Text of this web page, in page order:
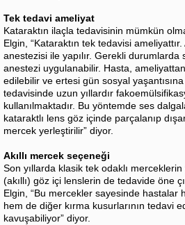
Tek tedavi ameliyat
Kataraktın ilaçla tedavisinin mümkün
Elgin, “Kataraktın tek tedavisi
anestezisi ile yapılır. Gerekli
anestezi uygulanabilir. Hasta,
edilebilir ve ertesi gün sosyal
tedavisinde uzun yıllardır
kullanılmaktadır. Bu yöntemde ses
kataraktlı lens göz içinde parçalanıp
mercek yerleştirilir” diyor.
Akıllı mercek seçeneği
Son yıllarda klasik tek odaklı
(akıllı) göz içi lenslerin de tedavide öne
Elgin, “Bu mercekler sayesinde hastalar
hem de diğer kırma kusurlarının tedavi
kavuşabiliyor” diyor.